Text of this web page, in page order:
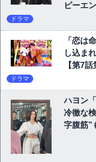
ピーエ
ドラマ
「恋は
し込ま
【第7話
ドラマ
ハヨン
冷徹な
字腹筋”